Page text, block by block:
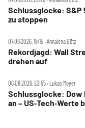
Schlussglocke: S&P
zu stoppen
07.08.2026, 19:15 ‧ Annalena Götz
Rekordjagd: Wall
drehen auf
06.08.2026, 23:55 ‧ Lukas Meyer
Schlussglocke: Dow
an – US‑Tech‑Werte